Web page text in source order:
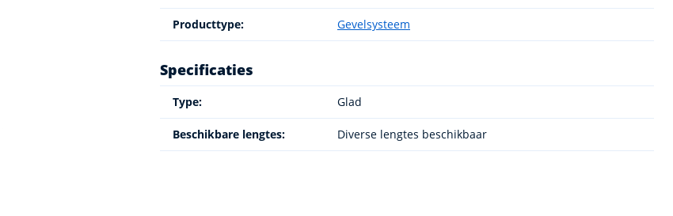
Producttype: Gevelsysteem
Specificaties
Type: Glad
Beschikbare lengtes: Diverse lengtes beschikbaar